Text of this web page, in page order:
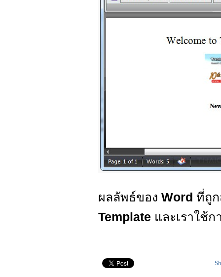
ผลลัพธ์ของ Word ที่ถู
Template และเราใช้